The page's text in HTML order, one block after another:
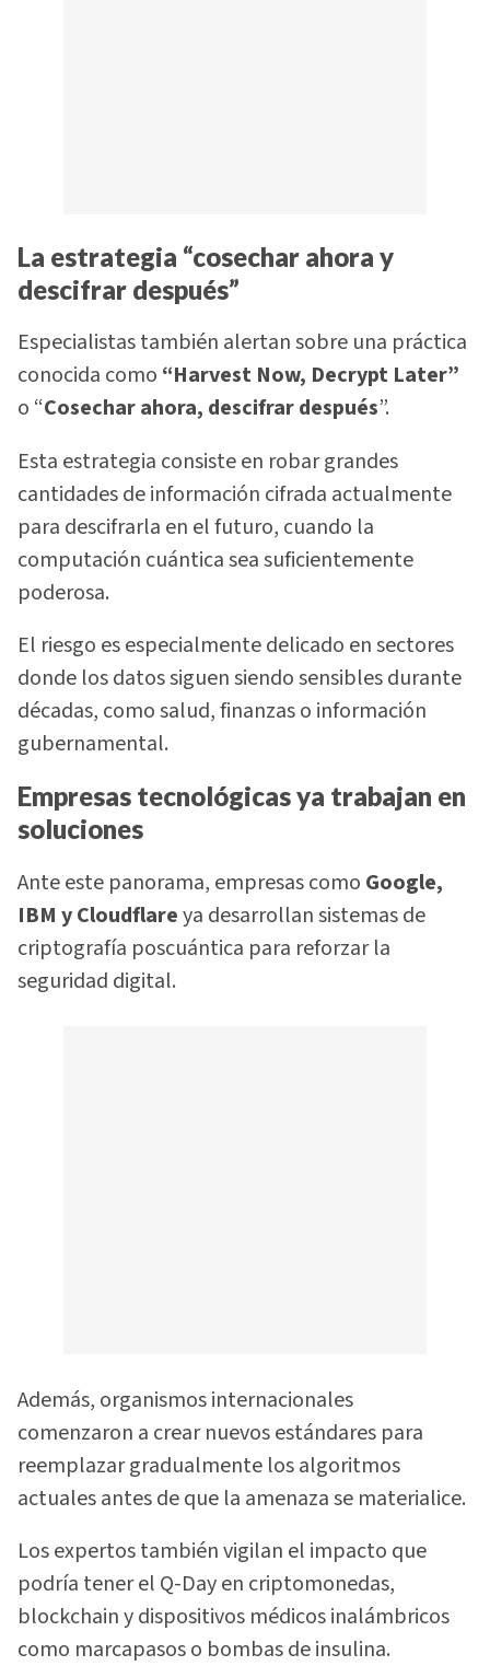
La estrategia “cosechar ahora y
descifrar después”
Especialistas también alertan sobre una práctica
conocida como “Harvest Now, Decrypt Later”
o “Cosechar ahora, descifrar después”.
Esta estrategia consiste en robar grandes
cantidades de información cifrada actualmente
para descifrarla en el futuro, cuando la
computación cuántica sea suficientemente
poderosa.
El riesgo es especialmente delicado en sectores
donde los datos siguen siendo sensibles durante
décadas, como salud, finanzas o información
gubernamental.
Empresas tecnológicas ya trabajan en
soluciones
Ante este panorama, empresas como Google,
IBM y Cloudflareya desarrollan sistemas de
criptografía poscuántica para reforzar la
seguridad digital.
Además, organismos internacionales
comenzaron a crear nuevos estándares para
reemplazar gradualmente los algoritmos
actuales antes de que la amenaza se materialice.
Los expertos también vigilan el impacto que
podría tener el Q-Day en criptomonedas,
blockchain y dispositivos médicos inalámbricos
como marcapasos o bombas de insulina.